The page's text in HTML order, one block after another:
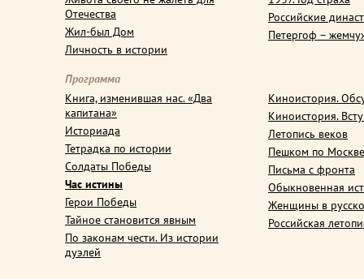
Отечества
Жил-был Дом
Личность в истории
Российские
Петергоф –
Программа
Книга, изменившая нас. «Два
капитана»
Историада
Тетрадка по истории
Солдаты Победы
Час истины
Герои Победы
Тайное становится явным
По законам чести. Из истории
дуэлей
Киноистория.
Киноистория.
Летопись веков
Пешком по Москве
Письма с фронта
Обыкновенная
Женщины в
Российская